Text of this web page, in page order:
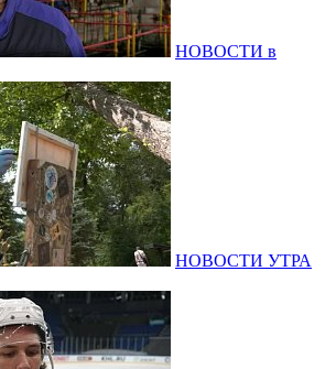
НОВОСТИ в
НОВОСТИ УТРА